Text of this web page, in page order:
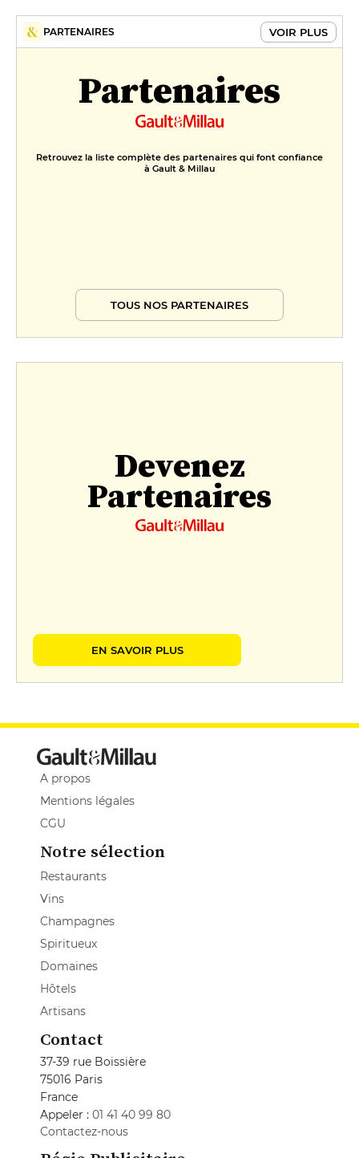
PARTENAIRES VOIR PLUS
Partenaires
Retrouvez la liste complète des partenaires qui font confiance
à Gault & Millau
TOUS NOS PARTENAIRES
Devenez
Partenaires
EN SAVOIR PLUS
A propos
Mentions légales
CGU
Notre sélection
Restaurants
Vins
Champagnes
Spiritueux
Domaines
Hôtels
Artisans
Contact
37-39 rue Boissière
75016 Paris
France
Appeler : 01 41 40 99 80
Contactez-nous